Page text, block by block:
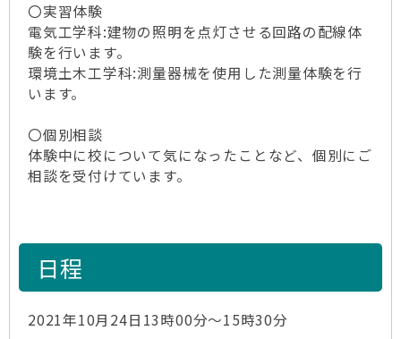
〇実習体験
電気工学科:建物の照明を点灯させる回路の配線体
験を行います。
環境土木工学科:測量器械を使用した測量体験を行
います。
〇個別相談
体験中に校について気になったことなど、個別にご
相談を受付けています。
日程
2021年10月24日13時00分～15時30分